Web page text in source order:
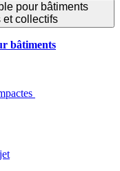
pour bâtiments
et collectifs
bâtiments